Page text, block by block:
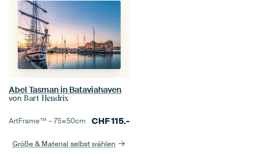
Abel Tasman in Bataviahaven
von Bart Hendrix
ArtFrame™ –75×50cm CHF115.-
Größe & Material selbst wählen